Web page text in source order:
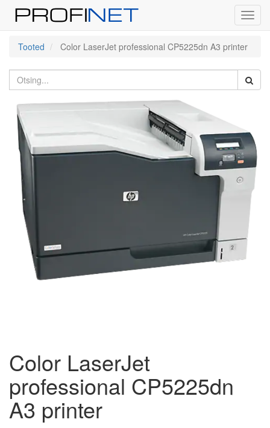
Tooted
Color LaserJet professional CP5225dn A3 printer
Color LaserJet
professional CP5225dn
A3 printer